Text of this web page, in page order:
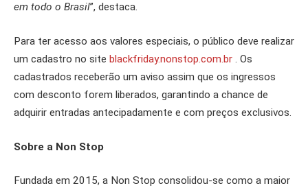
em todo o Brasil”, destaca.
Para ter acesso aos valores especiais, o público deve realizar
um cadastro no site blackfriday.nonstop.com.br . Os
cadastrados receberão um aviso assim que os ingressos
com desconto forem liberados, garantindo a chance de
adquirir entradas antecipadamente e com preços exclusivos.
Sobre a Non Stop
Fundada em 2015, a Non Stop consolidou-se como a maior